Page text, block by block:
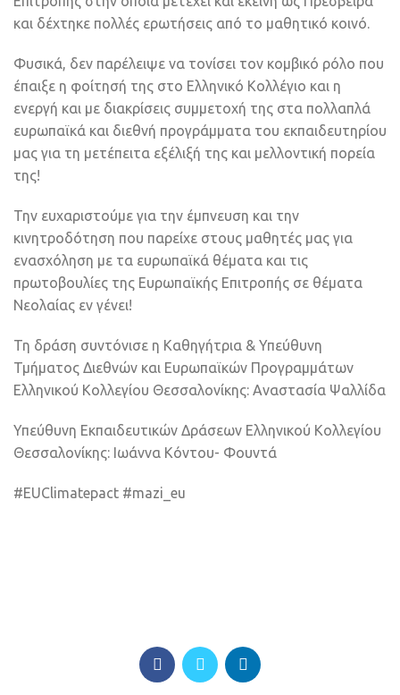
και δέχτηκε πολλές ερωτήσεις από το μαθητικό κοινό.
Φυσικά, δεν παρέλειψε να τονίσει τον κομβικό ρόλο που
έπαιξε η φοίτησή της στο Ελληνικό Κολλέγιο και η
ενεργή και με διακρίσεις συμμετοχή της στα πολλαπλά
ευρωπαϊκά και διεθνή προγράμματα του εκπαιδευτηρίου
μας για τη μετέπειτα εξέλιξή της και μελλοντική πορεία
της!
Την ευχαριστούμε για την έμπνευση και την
κινητροδότηση που παρείχε στους μαθητές μας για
ενασχόληση με τα ευρωπαϊκά θέματα και τις
πρωτοβουλίες της Ευρωπαϊκής Επιτροπής σε θέματα
Νεολαίας εν γένει!
Τη δράση συντόνισε η Καθηγήτρια & Υπεύθυνη
Τμήματος Διεθνών και Ευρωπαϊκών Προγραμμάτων
Ελληνικού Κολλεγίου Θεσσαλονίκης: Αναστασία Ψαλλίδα
Υπεύθυνη Εκπαιδευτικών Δράσεων Ελληνικού Κολλεγίου
Θεσσαλονίκης: Ιωάννα Κόντου- Φουντά
#ΕUClimatepact #mazi_eu